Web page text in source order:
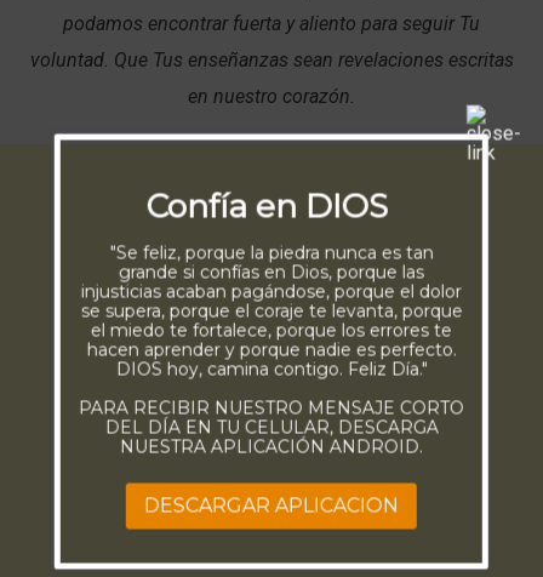
podamos encontrar fuerta y aliento para seguir Tu
voluntad. Que Tus enseñanzas sean revelaciones escritas
en nuestro corazón.
Confía en DIOS
"Se feliz, porque la piedra nunca es tan
grande si confías en Dios, porque las
injusticias acaban pagándose, porque el dolor
se supera, porque el coraje te levanta, porque
el miedo te fortalece, porque los errores te
hacen aprender y porque nadie es perfecto.
DIOS hoy, camina contigo. Feliz Día."
PARA RECIBIR NUESTRO MENSAJE CORTO
DEL DÍA EN TU CELULAR, DESCARGA
NUESTRA APLICACIÓN ANDROID.
DESCARGAR APLICACION